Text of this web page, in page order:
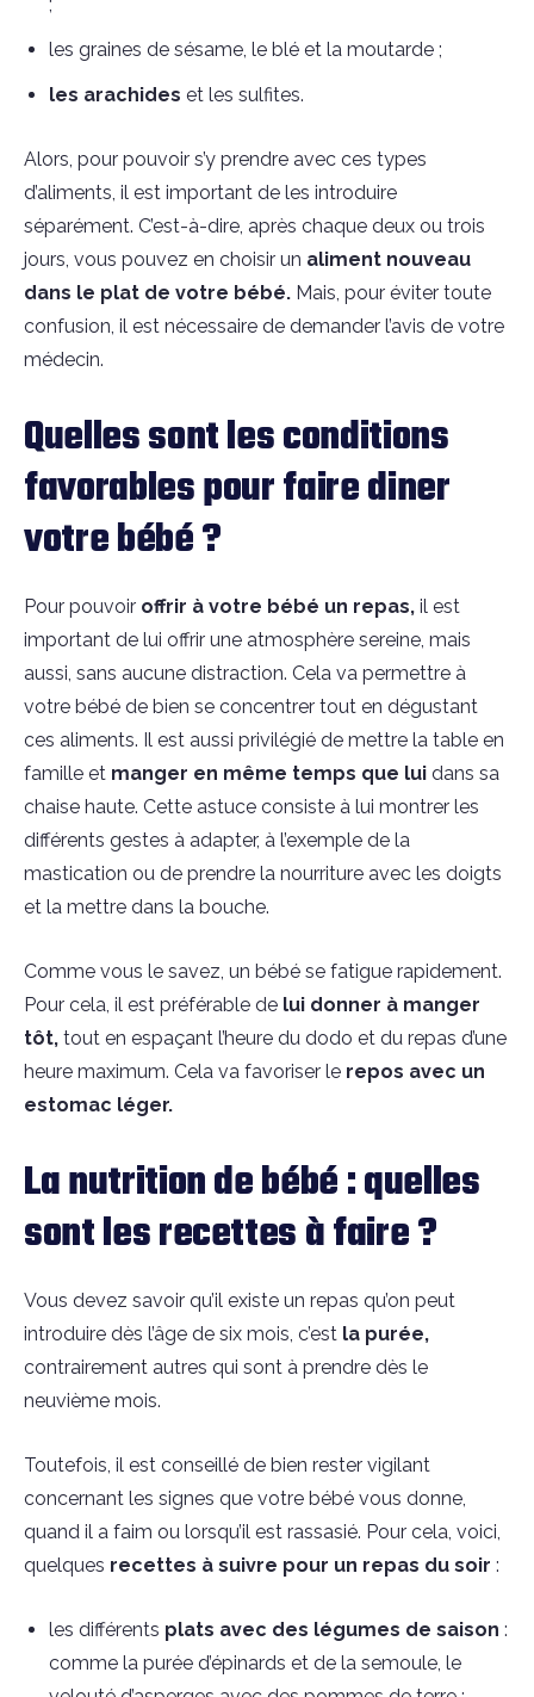
les graines de sésame, le blé et la moutarde ;
les arachides et les sulfites.
Alors, pour pouvoir s’y prendre avec ces types
d’aliments, il est important de les introduire
séparément. C’est-à-dire, après chaque deux ou trois
jours, vous pouvez en choisir un aliment nouveau
dans le plat de votre bébé. Mais, pour éviter toute
confusion, il est nécessaire de demander l’avis de votre
médecin.
Quelles sont les conditions
favorables pour faire diner
votre bébé ?
Pour pouvoir offrir à votre bébé un repas, il est
important de lui offrir une atmosphère sereine, mais
aussi, sans aucune distraction. Cela va permettre à
votre bébé de bien se concentrer tout en dégustant
ces aliments. Il est aussi privilégié de mettre la table en
famille et manger en même temps que lui dans sa
chaise haute. Cette astuce consiste à lui montrer les
différents gestes à adapter, à l’exemple de la
mastication ou de prendre la nourriture avec les doigts
et la mettre dans la bouche.
Comme vous le savez, un bébé se fatigue rapidement.
Pour cela, il est préférable de lui donner à manger
tôt, tout en espaçant l’heure du dodo et du repas d’une
heure maximum. Cela va favoriser le repos avec un
estomac léger.
La nutrition de bébé : quelles
sont les recettes à faire ?
Vous devez savoir qu’il existe un repas qu’on peut
introduire dès l’âge de six mois, c’est la purée,
contrairement autres qui sont à prendre dès le
neuvième mois.
Toutefois, il est conseillé de bien rester vigilant
concernant les signes que votre bébé vous donne,
quand il a faim ou lorsqu’il est rassasié. Pour cela, voici,
quelques recettes à suivre pour un repas du soir :
les différents plats avec des légumes de saison :
comme la purée d’épinards et de la semoule, le